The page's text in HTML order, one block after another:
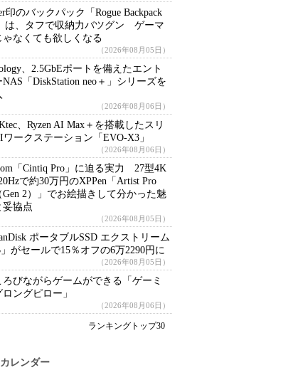
印のバックパック「Rogue Backpack
は、タフで収納力バツグン ゲーマ
ゃなくても欲しくなる
（2026年08月05日）
、2.5GbEポートを備えたエント
NAS「DiskStation neo＋」シリーズを
（2026年08月06日）
、Ryzen AI Max＋を搭載したスリ
ワークステーション「EVO-X3」
（2026年08月06日）
「Cintiq Pro」に迫る実力 27型4K
で約30万円のXPPen「Artist Pro
Gen 2）」でお絵描きして分かった魅
妥協点
（2026年08月05日）
ポータブルSSD エクストリーム
がセールで15％オフの6万2290円に
（2026年08月05日）
ろびながらゲームができる「ゲーミ
ロングピロー」
（2026年08月06日）
ランキングトップ30
レンダー